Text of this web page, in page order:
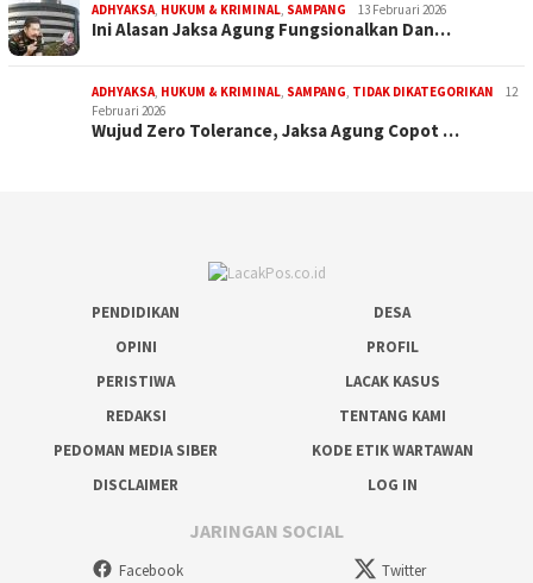
ADHYAKSA, HUKUM & KRIMINAL, SAMPANG 13 Februari 2026
Ini Alasan Jaksa Agung Fungsionalkan Dan…
ADHYAKSA, HUKUM & KRIMINAL, SAMPANG, TIDAK DIKATEGORIKAN
12
Februari 2026
Wujud Zero Tolerance, Jaksa Agung Copot …
PENDIDIKAN
DESA
OPINI
PROFIL
PERISTIWA
LACAK KASUS
REDAKSI
TENTANG KAMI
PEDOMAN MEDIA SIBER
KODE ETIK WARTAWAN
DISCLAIMER
LOG IN
JARINGAN SOCIAL
Facebook Twitter